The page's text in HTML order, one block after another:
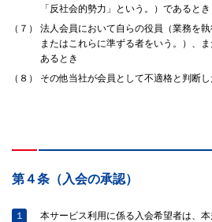
「反社会的勢力」という。）であるとき
（７）
法人会員において自らの役員（業務を
またはこれらに準ずる者をいう。）、
あるとき
（８）
その他当社が会員として不適格と判断し
第４条（入会の承認）
１
本サービス利用に係る入会希望者は、